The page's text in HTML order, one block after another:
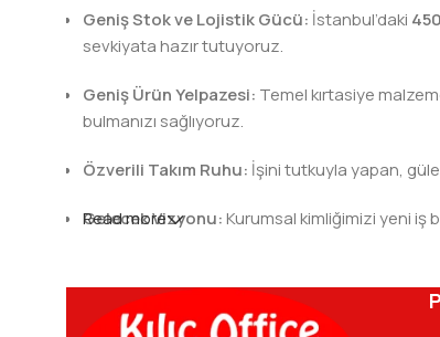
Geniş Stok ve Lojistik Gücü: İstanbul’daki
sevkiyata hazır tutuyoruz.
Geniş Ürün Yelpazesi: Temel kırtasiye
bulmanızı sağlıyoruz.
Özverili Takım Ruhu: İşini tutkuyla yapan,
Gelecek Vizyonu:Kurumsal kimliğimizi yeni iş
kadromuzla hizmetinizdeyiz.
Read more